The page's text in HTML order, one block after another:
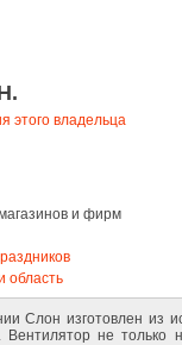
этого владельца
и фирм
область
Слон изготовлен из
Вентилятор не